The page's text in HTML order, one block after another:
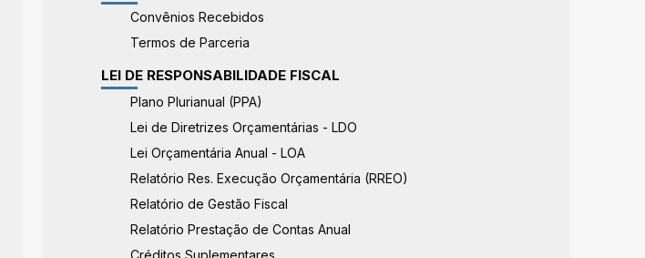
Convênios Recebidos
Termos de Parceria
LEI DE RESPONSABILIDADE FISCAL
Plano Plurianual (PPA)
Lei de Diretrizes Orçamentárias - LDO
Lei Orçamentária Anual - LOA
Relatório Res. Execução Orçamentária (RREO)
Relatório de Gestão Fiscal
Relatório Prestação de Contas Anual
Créditos Suplementares